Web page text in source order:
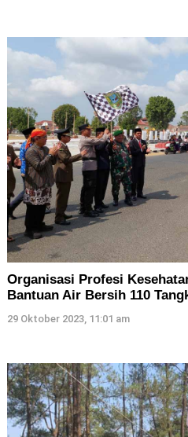
Organisasi Profesi
Bantuan Air Bersih 110
29 Oktober 2023, 11:01 am